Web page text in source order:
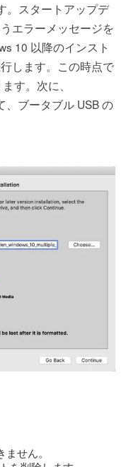
。スタートアップデ
エラーメッセージを
10 以降のインスト
します。この時点で
す。次に、
、ブータブル USB の
せん。